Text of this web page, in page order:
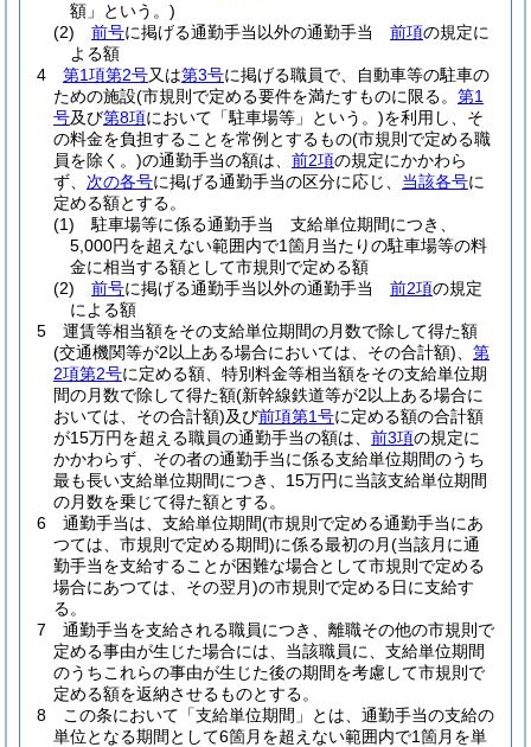
額」という。)
(2)
前号に掲げる通勤手当以外の通勤手当 前項の規定に
よる額
4
第1項第2号又は第3号に掲げる職員で、自動車等の駐車の
ための施設(市規則で定める要件を満たすものに限る。 第1
号及び第8項において「駐車場等」という。)を利用し、そ
の料金を負担することを常例とするもの(市規則で定める職
員を除く。)の通勤手当の額は、 前2項の規定にかかわら
ず、 次の各号に掲げる通勤手当の区分に応じ、 当該各号に
定める額とする。
(1)
駐車場等に係る通勤手当 支給単位期間につき、
5,000円を超えない範囲内で1箇月当たりの駐車場等の料
金に相当する額として市規則で定める額
(2)
前号に掲げる通勤手当以外の通勤手当 前2項の規定
による額
5
運賃等相当額をその支給単位期間の月数で除して得た額
(交通機関等が2以上ある場合においては、その合計額)
第
2項第2号に定める額、特別料金等相当額をその支給単位期
間の月数で除して得た額(新幹線鉄道等が2以上ある場合に
おいては、その合計額)及び前項第1号に定める額の合計額
が15万円を超える職員の通勤手当の額は、 前3項の規定に
かかわらず、その者の通勤手当に係る支給単位期間のうち
最も長い支給単位期間につき、15万円に当該支給単位期間
の月数を乗じて得た額とする。
6
通勤手当は、支給単位期間(市規則で定める通勤手当にあ
つては、市規則で定める期間)に係る最初の月(当該月に通
勤手当を支給することが困難な場合として市規則で定める
場合にあつては、その翌月)の市規則で定める日に支給す
る。
7
通勤手当を支給される職員につき、離職その他の市規則で
定める事由が生じた場合には、当該職員に、支給単位期間
のうちこれらの事由が生じた後の期間を考慮して市規則で
定める額を返納させるものとする。
8
この条において「支給単位期間」とは、通勤手当の支給の
単位となる期間として6箇月を超えない範囲内で1箇月を単